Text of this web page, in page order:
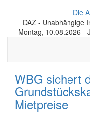
Die
DAZ - Unabhängige
Montag, 10.08.2026 -
WBG sichert
Mietpreise